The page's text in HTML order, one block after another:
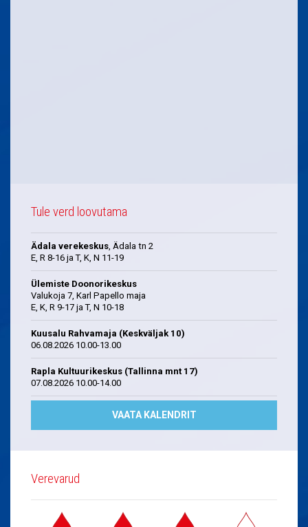
Tule verd loovutama
Ädala verekeskus , Ädala tn 2
E, R 8-16 ja T, K, N 11-19
Ülemiste Doonorikeskus
Valukoja 7, Karl Papello maja
E, K, R 9-17 ja T, N 10-18
Kuusalu Rahvamaja (Keskväljak 10)
06.08.2026 10.00-13.00
Rapla Kultuurikeskus (Tallinna mnt 17)
07.08.2026 10.00-14.00
VAATA KALENDRIT
Verevarud